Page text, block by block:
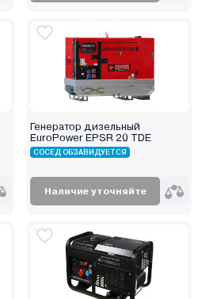
Генератор дизельный
EuroPower EPSR 20 TDE
СОСЕД ОБЗАВИДУЕТСЯ
Наличие уточняйте